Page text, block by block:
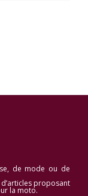
de mode ou de
d’articles proposant
la moto.